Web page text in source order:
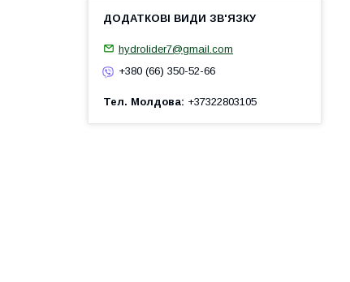
hydrolider7@gmail.com
+380 (66) 350-52-66
Тел. Молдова +37322803105